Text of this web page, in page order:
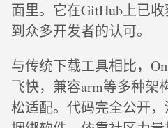
面里。它在GitHub上已
到众多开发者的认可。
与传统下载工具相比，
飞快，兼容arm等多种架
松适配。代码完全公开